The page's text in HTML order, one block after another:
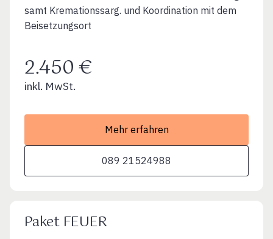
samt Kremationssarg. und Koordination mit dem
Beisetzungsort
2.450 €
inkl. MwSt.
Mehr erfahren
089 21524988
Paket FEUER